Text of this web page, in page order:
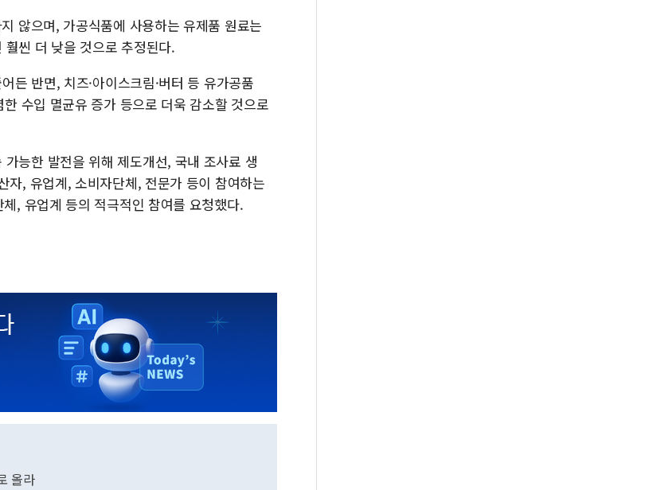
않으며, 가공식품에 사용하는 유제품 원료는
씬 더 낮을 것으로 추정된다.
든 반면, 치즈·아이스크림·버터 등 유가공품
수입 멸균유 증가 등으로 더욱 감소할 것으로
능한 발전을 위해 제도개선, 국내 조사료 생
자, 유업계, 소비자단체, 전문가 등이 참여하는
, 유업계 등의 적극적인 참여를 요청했다.
올라